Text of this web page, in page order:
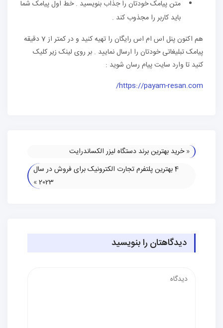
متن پیامک خودتان را جذاب بنویسید . خط اول پیامک شما
باید کاربر را مجذوب کند .
هم اکنون پنل اس ام اس رایگان را تهیه کنید و در کمتر از 7 دقیقه
پیامک تبلیغاتی خودتان را ارسال نمایید . بر روی لینک زیر کلیک
کنید تا وارد سایت پیام رسان شوید :
https://payam-resan.com/
«خرید بهترین برند دستگاه لیزر الکساندرایت
4 بهترین پلتفرم تجارت الکترونیک برای فروش در سال
2023
»
دیدگاهتان را بنویسید